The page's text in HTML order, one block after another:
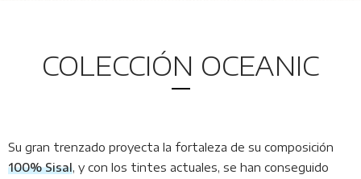
COLECCIÓN OCEANIC
Su gran trenzado proyecta la fortaleza de su composición
100% Sisal, y con los tintes actuales, se han conseguido